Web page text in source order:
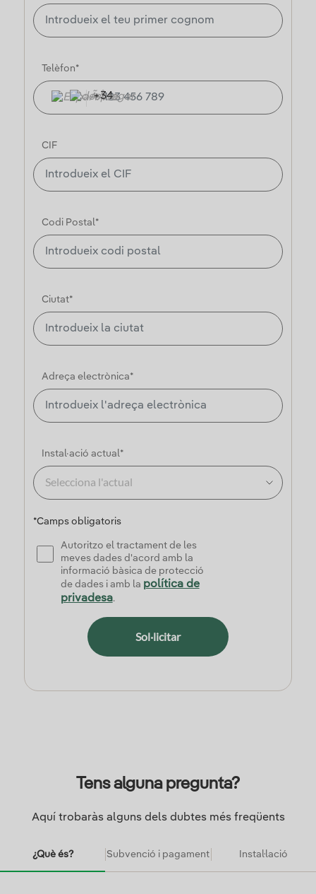
Telèfon*
+34
CIF
Codi Postal*
Ciutat*
Adreça electrònica*
Instal·ació actual*
Selecciona l'actual
*Camps obligatoris
Autoritzo el tractament de les
meves dades d'acord amb la
informació bàsica de protecció
de dades i amb la política de
privadesa.
Sol·licitar
Tens alguna pregunta?
Aquí trobaràs alguns dels dubtes més freqüents
¿Què és? Subvenció i pagament Instal·lació